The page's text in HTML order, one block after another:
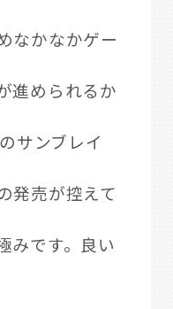
なかなかゲー
進められるか
サンブレイ
発売が控えて
みです。良い